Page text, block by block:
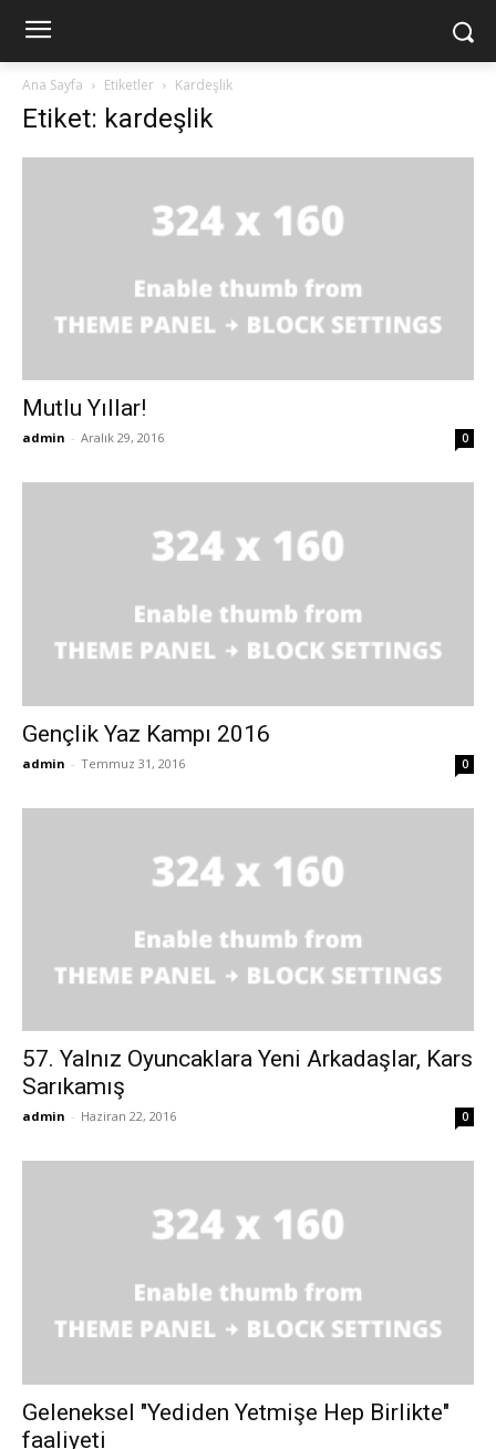
Ana Sayfa Etiketler Kardeşlik
Etiket: kardeşlik
Mutlu Yıllar!
admin - Aralık 29, 2016 0
Gençlik Yaz Kampı 2016
admin - Temmuz 31, 2016 0
57. Yalnız Oyuncaklara Yeni Arkadaşlar, Kars
Sarıkamış
admin - Haziran 22, 2016 0
Geleneksel "Yediden Yetmişe Hep Birlikte"
faaliyeti